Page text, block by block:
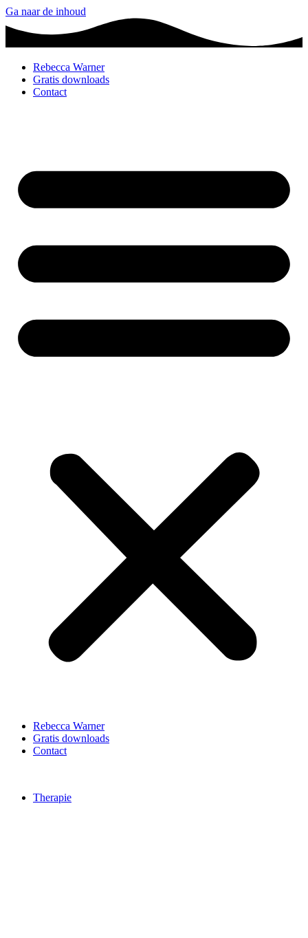
Ga naar de inhoud
Rebecca Warner
Gratis downloads
Contact
Rebecca Warner
Gratis downloads
Contact
Therapie